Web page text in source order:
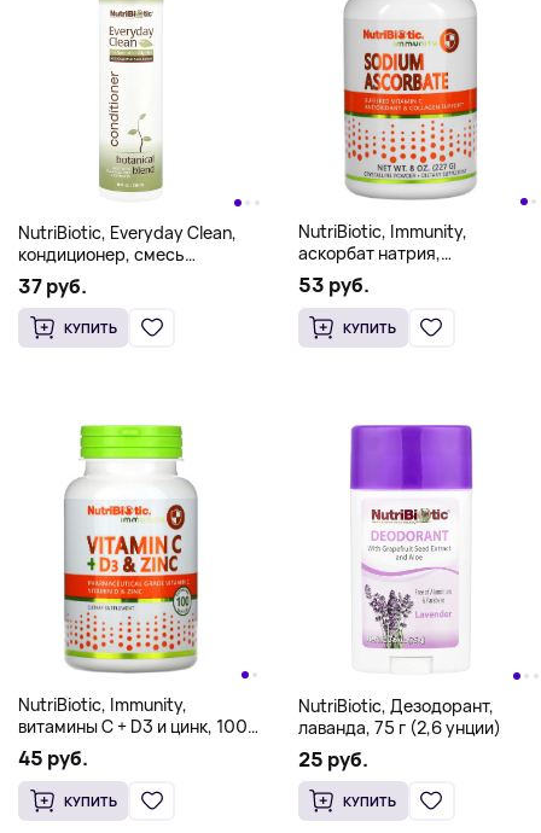
NutriBiotic, Everyday Clean,
кондиционер, смесь
растительных ингредиентов,
296 мл (10 жидк. унций)
37 руб.
КУПИТЬ
NutriBiotic, Immunity,
аскорбат натрия,
кристаллический порошок,
227 г (8 унций)
53 руб.
КУПИТЬ
NutriBiotic, Immunity,
витамины C + D3 и цинк, 100
капсул
45 руб.
КУПИТЬ
NutriBiotic, Дезодорант,
лаванда, 75 г (2,6 унции)
25 руб.
КУПИТЬ